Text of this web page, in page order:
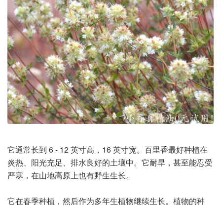
它通常长到 6 - 12 英寸高，16 英寸宽。百里香最好种植在
炎热、阳光充足、排水良好的土壤中。它耐旱，甚至能忍受
严寒，在山地高原上也有野生生长。
它在春季种植，然后作为多年生植物继续生长。植物的种